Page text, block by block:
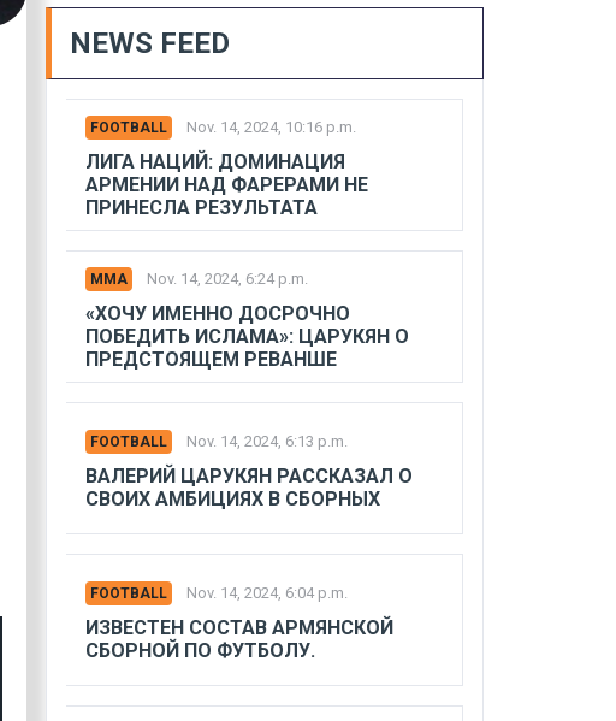
NEWS FEED
FOOTBALL Nov. 14, 2024, 10:16 p.m.
ЛИГА НАЦИЙ: ДОМИНАЦИЯ
АРМЕНИИ НАД ФАРЕРАМИ НЕ
ПРИНЕСЛА РЕЗУЛЬТАТА
MMA Nov. 14, 2024, 6:24 p.m.
«ХОЧУ ИМЕННО ДОСРОЧНО
ПОБЕДИТЬ ИСЛАМА»: ЦАРУКЯН О
ПРЕДСТОЯЩЕМ РЕВАНШЕ
FOOTBALL Nov. 14, 2024, 6:13 p.m.
ВАЛЕРИЙ ЦАРУКЯН РАССКАЗАЛ О
СВОИХ АМБИЦИЯХ В СБОРНЫХ
FOOTBALL Nov. 14, 2024, 6:04 p.m.
ИЗВЕСТЕН СОСТАВ АРМЯНСКОЙ
СБОРНОЙ ПО ФУТБОЛУ.